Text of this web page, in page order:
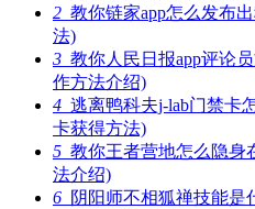
2 教你链家app怎么发布
法)
3 教你人民日报app评论
作方法介绍)
4 逃离鸭科夫j-lab门禁卡
卡获得方法)
5 教你王者营地怎么隐身
法介绍)
6 阴阳师不相狐禅技能是